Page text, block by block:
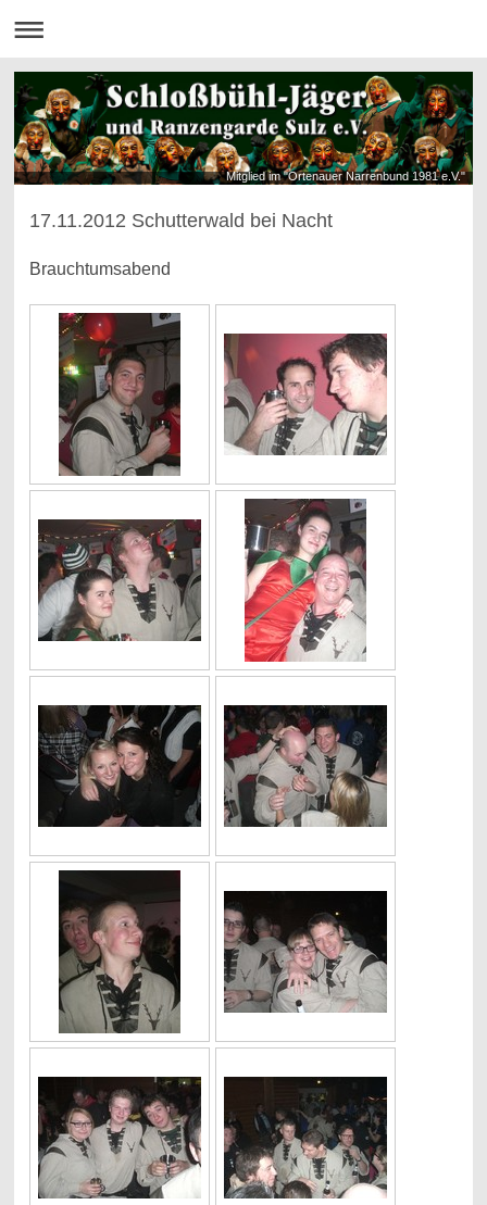
Mitglied im "Ortenauer Narrenbund 1981 e.V."
17.11.2012 Schutterwald bei Nacht
Brauchtumsabend